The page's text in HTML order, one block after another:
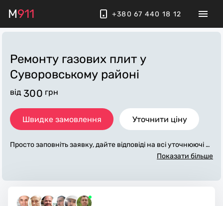
M911 +380 67 440 18 12
Ремонту газових плит у
Суворовському районі
від 300 грн
Швидке замовлення Уточнити ціну
Просто заповніть заявку, дайте відповіді на всі уточнюючі за
питання по «ремонт газової плити». Ми зв'яжемося з вами
и потрібні матеріали. Виконавці стежать за чистотою та при
Показати більше